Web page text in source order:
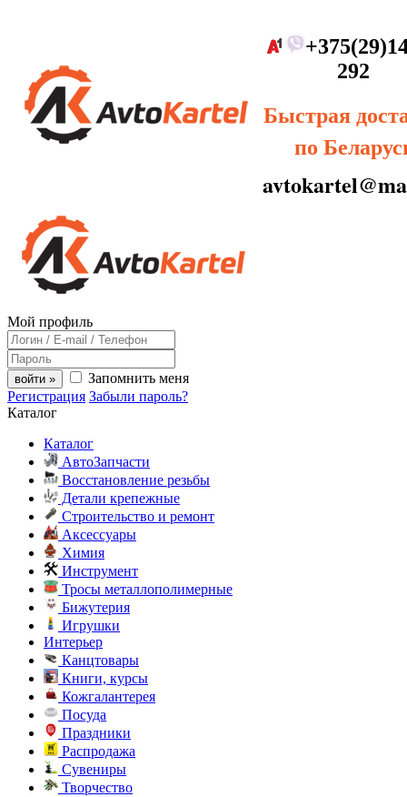
292
Быстрая
по
Мой профиль
войти »
Запомнить меня
Регистрация Забыли пароль?
Каталог
Каталог
АвтоЗапчасти
Восстановление резьбы
Детали крепежные
Строительство и ремонт
Аксессуары
Химия
Инструмент
Тросы металлополимерные
Бижутерия
Игрушки
Интерьер
Канцтовары
Книги, курсы
Кожгалантерея
Посуда
Праздники
Распродажа
Сувениры
Творчество